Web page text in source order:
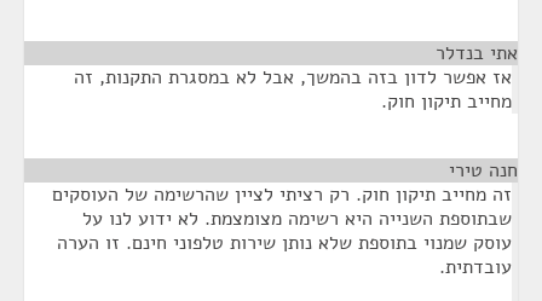
אתי בנדלר
אז אפשר לדון בזה בהמשך, אבל לא במסגרת התקנות, זה
מחייב תיקון חוק.
חנה טירי
זה מחייב תיקון חוק. רק רציתי לציין שהרשימה של העוסקים
שבתוספת השנייה היא רשימה מצומצמת. לא ידוע לנו על
עוסק שמנוי בתוספת שלא נותן שירות טלפוני חינם. זו הערה
עובדתית.